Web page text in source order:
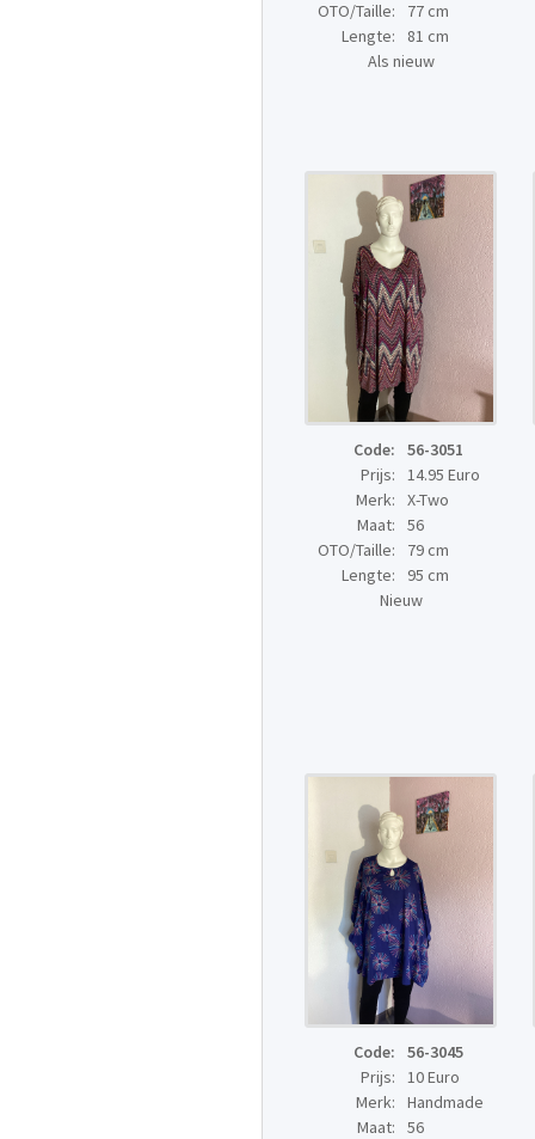
OTO/Taille:
77 cm
Lengte:
81 cm
Als nieuw
Code:
56-3051
Prijs:
14.95 Euro
Merk:
X-Two
Maat:
56
OTO/Taille:
79 cm
Lengte:
95 cm
Nieuw
Code:
56-3045
Prijs:
10 Euro
Merk:
Handmade
Maat:
56